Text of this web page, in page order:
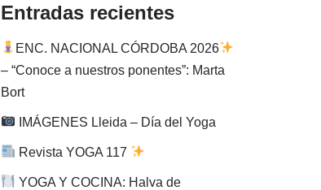
Entradas recientes
ENC. NACIONAL CÓRDOBA 2026
– “Conoce a nuestros ponentes”: Marta
Bort
IMÁGENES Lleida – Día del Yoga
Revista YOGA 117
YOGA Y COCINA: Halva de